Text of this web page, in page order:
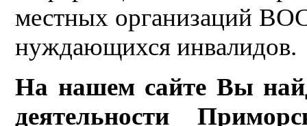
местных организаций
нуждающихся инвалидов.
На нашем сайте Вы
деятельности